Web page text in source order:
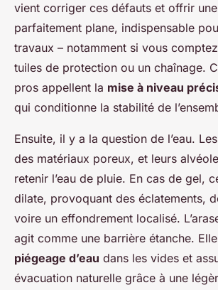
vient corriger ces défauts et offrir
parfaitement plane, indispensable
travaux – notamment si vous
tuiles de protection ou un chaînage.
pros appellent la mise à niveau
qui conditionne la stabilité de
Ensuite, il y a la question de l’eau.
des matériaux poreux, et leurs
retenir l’eau de pluie. En cas de gel,
dilate, provoquant des éclatements,
voire un effondrement localisé.
agit comme une barrière étanche.
piégeage d’eau dans les vides et
évacuation naturelle grâce à une